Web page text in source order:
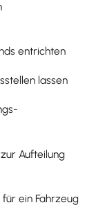
entrichten
lassen
Aufteilung
ein Fahrzeug